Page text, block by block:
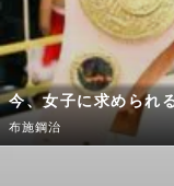
今、女子に求められ
布施鋼治